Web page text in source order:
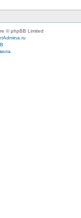
© phpBB Limited